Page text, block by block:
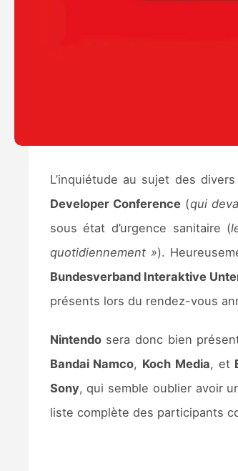
L’inquiétude au sujet des
Developer Conference (qui
sous état d’urgence sanitaire (
quotidiennement »).
Bundesverband Interaktive
présents lors du rendez-vous
Nintendosera donc bien
Bandai Namco, Koch Media, et
Sony, qui semble oublier avoir
liste complète des participants